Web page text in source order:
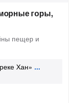
горы,
пещер и
Хан»